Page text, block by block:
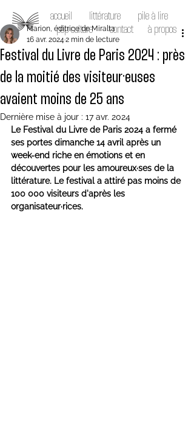
Festival du Livre de Paris 2024 : près
de la moitié des visiteur·euses
avaient moins de 25 ans
Marion, éditrice de Miralta
16 avr. 20242 min de lecture
Dernière mise à jour : 17 avr. 2024
Le Festival du Livre de Paris 2024 a fermé
ses portes dimanche 14 avril après un
week-end riche en émotions et en
découvertes pour les amoureux·ses de la
littérature. Le festival a attiré pas moins de
100 000 visiteurs d'après les
organisateur·rices.
accueil littérature
pile à lire
pop culture
contact à propos